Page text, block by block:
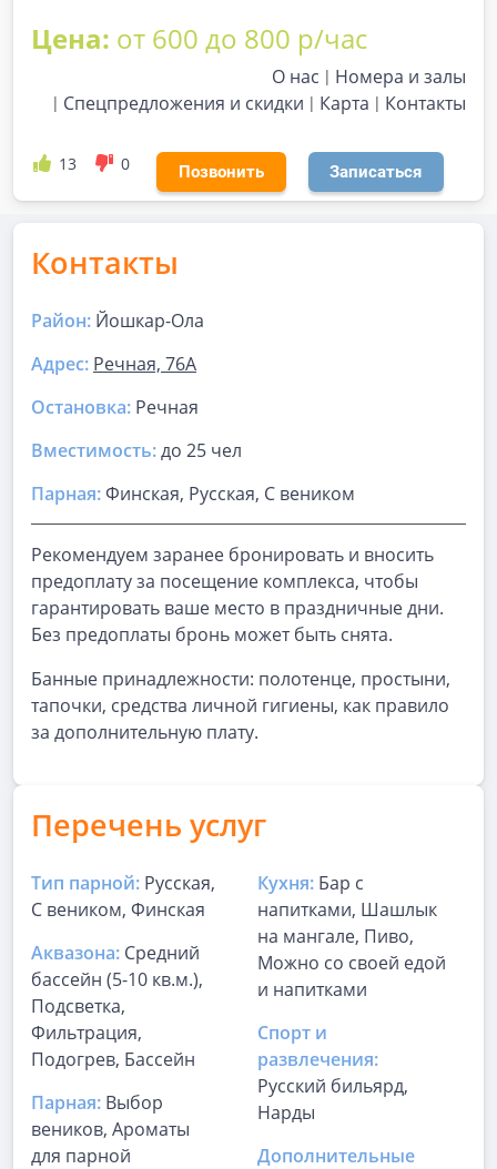
Цена: от 600 до 800 р/час
О нас
Номера и залы
Спецпредложения и скидки
Карта Контакты
13 0 Позвонить Записаться
Контакты
Район: Йошкар-Ола
Адрес: Речная, 76А
Остановка: Речная
Вместимость:до 25 чел
Парная:Финская, Русская, С веником
Рекомендуем заранее бронировать и вносить
предоплату за посещение комплекса, чтобы
гарантировать ваше место в праздничные дни.
Без предоплаты бронь может быть снята.
Банные принадлежности: полотенце, простыни,
тапочки, средства личной гигиены, как правило
за дополнительную плату.
Перечень услуг
Тип парной: Русская,
С веником, Финская
Аквазона: Средний
бассейн (5-10 кв.м.),
Подсветка,
Фильтрация,
Подогрев, Бассейн
Парная: Выбор
веников, Ароматы
для парной
Кухня: Бар с
напитками, Шашлык
на мангале, Пиво,
Можно со своей едой
и напитками
Спорт и
развлечения:
Русский бильярд,
Нарды
Дополнительные